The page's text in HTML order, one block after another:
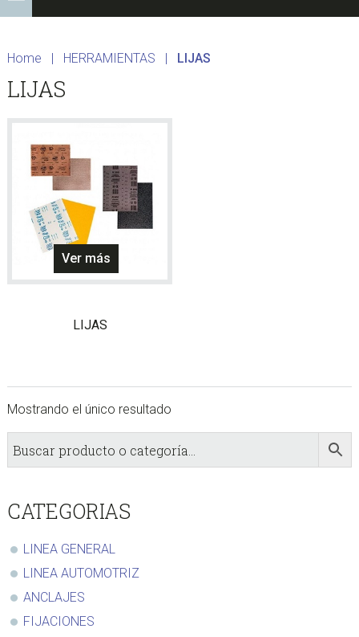
Home HERRAMIENTAS LIJAS
LIJAS
Ver más
LIJAS
Mostrando el único resultado
sidebar
Store
Sidebar
CATEGORIAS
LINEA GENERAL
LINEA AUTOMOTRIZ
ANCLAJES
FIJACIONES